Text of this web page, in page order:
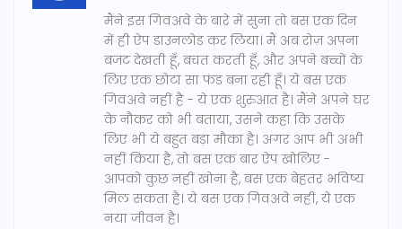
मैंने इस गिवअवे के बारे में सुना तो बस एक दिन
में ही ऐप डाउनलोड कर लिया। मैं अब रोज़ अपना
बजट देखती हूँ, बचत करती हूँ, और अपने बच्चों के
लिए एक छोटा सा फंड बना रही हूँ। ये बस एक
गिवअवे नहीं है - ये एक शुरुआत है। मैंने अपने घर
के नौकर को भी बताया, उसने कहा कि उसके
लिए भी ये बहुत बड़ा मौका है। अगर आप भी अभी
नहीं किया है, तो बस एक बार ऐप खोलिए -
आपको कुछ नहीं खोना है, बस एक बेहतर भविष्य
मिल सकता है। ये बस एक गिवअवे नहीं, ये एक
नया जीवन है।